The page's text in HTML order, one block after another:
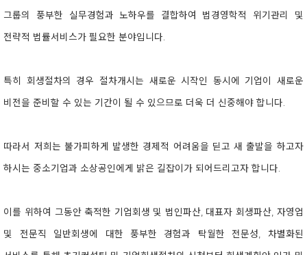
그룹의 풍부한 실무경험과 노하우를 결합하여 법경영학적 위기관리 및
전략적 법률서비스가 필요한 분야입니다.
특히 회생절차의 경우 절차개시는 새로운 시작인 동시에 기업이 새로운
비전을 준비할 수 있는 기간이 될 수 있으므로 더욱 더 신중해야 합니다.
따라서 저희는 불가피하게 발생한 경제적 어려움을 딛고 새 출발을 하고자
하시는 중소기업과 소상공인에게 밝은 길잡이가 되어드리고자 합니다.
이를 위하여 그동안 축적한 기업회생 및 법인파산, 대표자 회생파산, 자영업
및 전문직 일반회생에 대한 풍부한 경험과 탁월한 전문성, 차별화된